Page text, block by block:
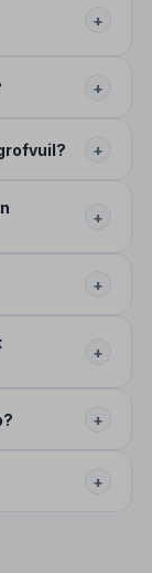
+
+
+
+
+
+
+
+